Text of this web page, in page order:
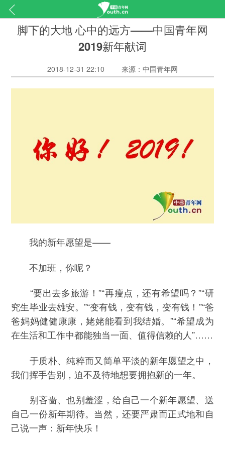
脚下的大地 心中的远方——中国青年网
2019新年献词
2018-12-31 22:10 来源：中国青年网
我的新年愿望是——
不加班，你呢？
“要出去多旅游！”“再瘦点，还有希望吗？”“研
究生毕业去雄安。”“变有钱，变有钱，变有钱！”“爸
爸妈妈健健康康，姥姥能看到我结婚。”“希望成为
在生活和工作中都能独当一面、值得信赖的人”……
于质朴、纯粹而又简单平淡的新年愿望之中，
我们挥手告别，迫不及待地想要拥抱新的一年。
别吝啬、也别羞涩，给自己一个新年愿望、送
自己一份新年期待。当然，还要严肃而正式地和自
己说一声：新年快乐！